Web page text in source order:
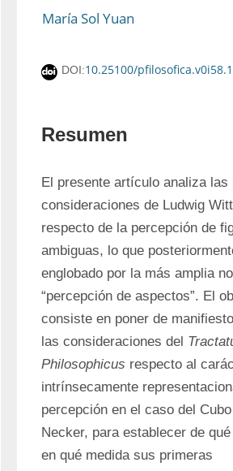
María Sol Yuan
DOI:10.25100/
Resumen
El presente artículo analiza las
consideraciones de Ludwig
respecto de la percepción de
ambiguas, lo que
englobado por la más amplia
“percepción de aspectos”. El
consiste en poner de
las consideraciones del
Philosophicus respecto al
intrínsecamente
percepción en el caso del
Necker, para establecer de
en qué medida sus primeras